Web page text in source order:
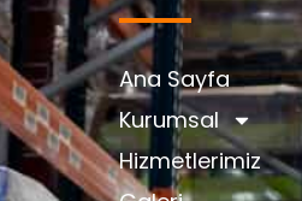
Ana Sayfa
Kurumsal
Hizmetlerimiz